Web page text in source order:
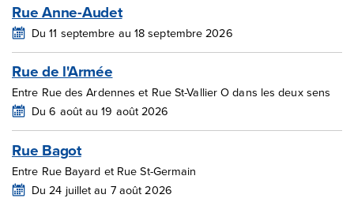
Rue Anne-Audet
Du 11 septembre au 18 septembre 2026
Rue de l'Armée
Entre Rue des Ardennes et Rue St-Vallier O dans les deux sens
Du 6 août au 19 août 2026
Rue Bagot
Entre Rue Bayard et Rue St-Germain
Du 24 juillet au 7 août 2026